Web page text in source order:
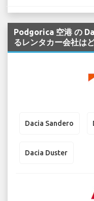
Podgorica 空港 の
るレンタカー会社は
Dacia Sandero
Dacia Duster